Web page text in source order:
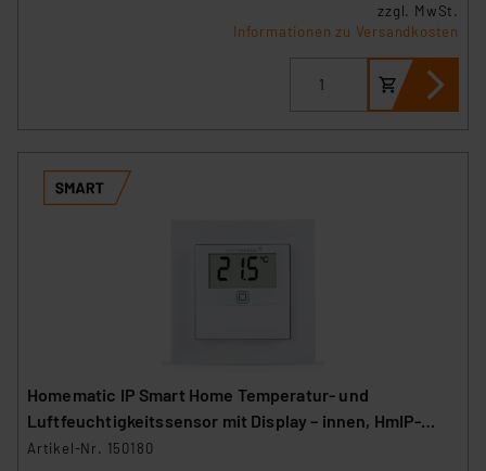
zzgl. MwSt.
Informationen zu Versandkosten
Homematic IP Smart Home Temperatur- und
Luftfeuchtigkeitssensor mit Display – innen, HmIP-
STHD
Artikel-Nr. 150180